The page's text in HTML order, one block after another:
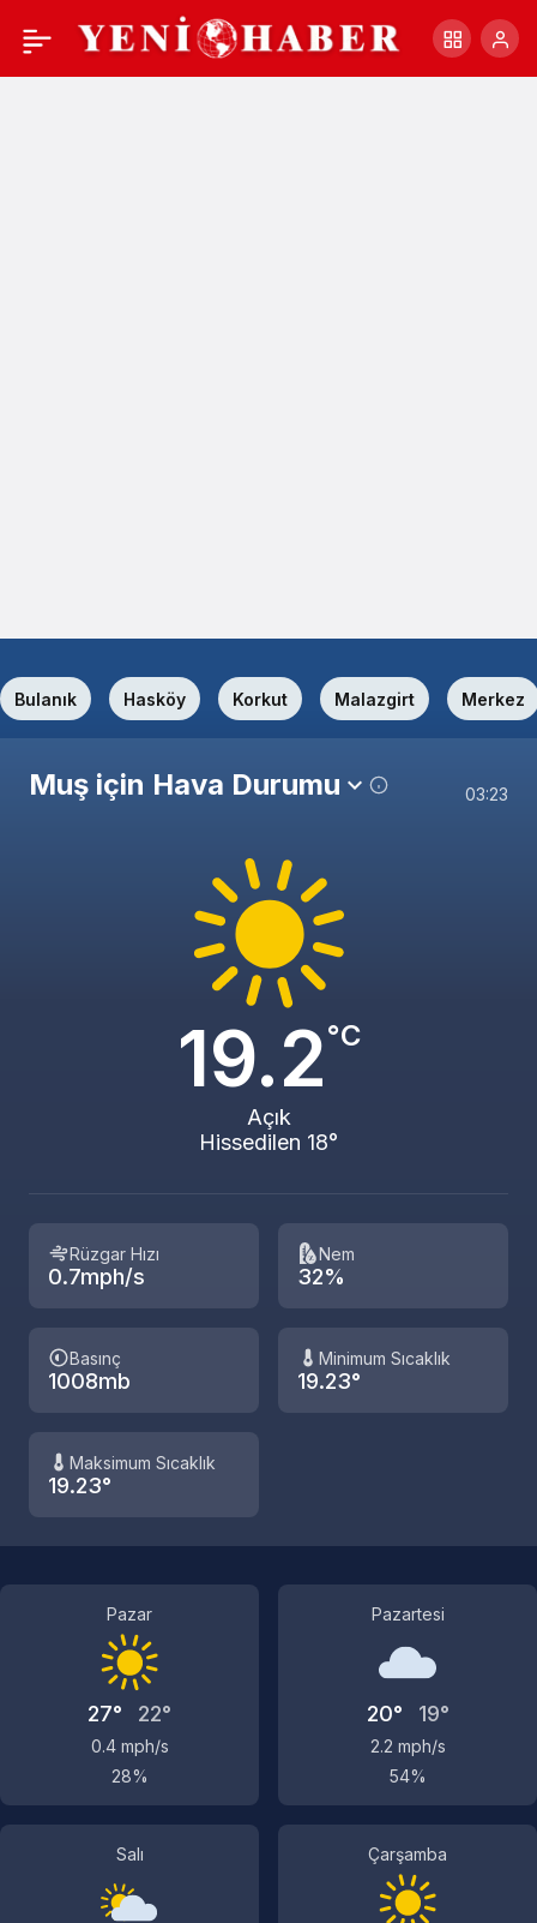
Bulanık Hasköy Korkut Malazgirt Merkez
Muş için Hava Durumu 03:23
19.2°C
Açık
Hissedilen 18°
Rüzgar Hızı
0.7mph/s
Nem
32%
Basınç
1008mb
Minimum Sıcaklık
19.23°
Maksimum Sıcaklık
19.23°
Pazar
27° 22°
0.4 mph/s
28%
Pazartesi
20° 19°
2.2 mph/s
54%
Salı Çarşamba